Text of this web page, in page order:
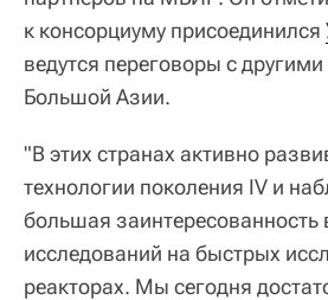
к консорциуму присоединился
ведутся переговоры с
Большой Азии.
"В этих странах активно
технологии поколения IV и
большая заинтересованность
исследований на быстрых
реакторах. Мы сегодня